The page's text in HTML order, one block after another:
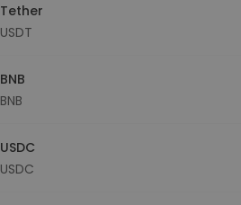
Tether
USDT
BNB
BNB
USDC
USDC